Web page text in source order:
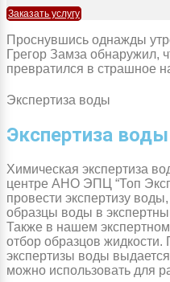
Заказать услугу
Проснувшись однажды
Грегор Замза обнаружил,
превратился в страшное
Экспертиза воды
Экспертиза воды
Химическая экспертиза
центре АНО ЭПЦ “Топ
провести экспертизу
образцы воды в
Также в нашем экспертном
отбор образцов
экспертизы воды
можно использовать для